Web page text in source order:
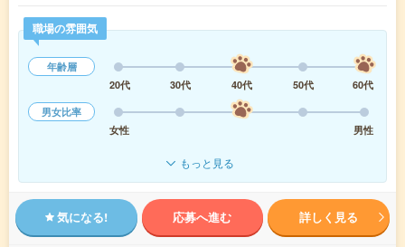
職場の雰囲気
年齢層
20代
30代 40代 50代
60代
男女比率
女性
男性
もっと見る
気になる! 応募へ進む 詳しく見る